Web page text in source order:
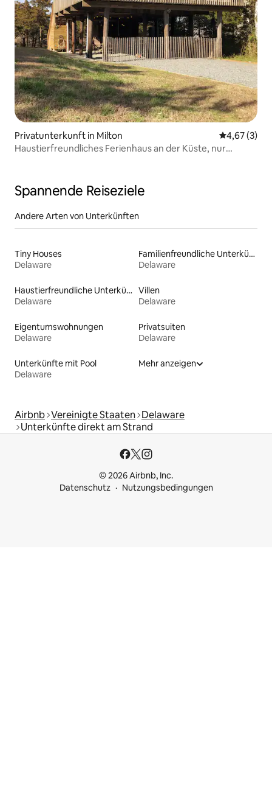
Privatunterkunft in Milton
4,67 (3)
Haustierfreundliches Ferienhaus an der Küste, nur
Spannende Reiseziele
Andere Arten von Unterkünften
Tiny Houses
Delaware
Familienfreundliche Unterkünfte
Delaware
Haustierfreundliche Unterkünfte
Delaware
Villen
Delaware
Eigentumswohnungen
Delaware
Privatsuiten
Delaware
Unterkünfte mit Pool
Delaware
Mehr anzeigen
Airbnb Vereinigte Staaten Delaware
Unterkünfte direkt am Strand
© 2026 Airbnb, Inc.
Datenschutz
Nutzungsbedingungen